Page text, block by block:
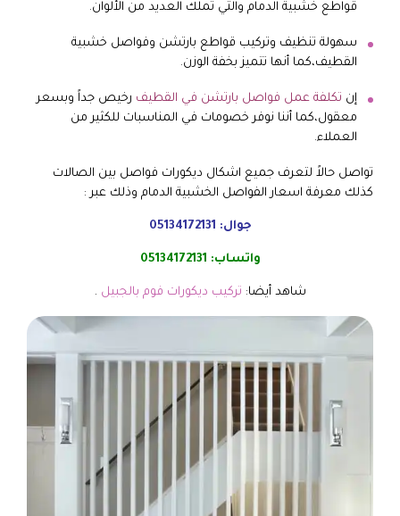
قواطع خشبية الدمام والتي تملك العديد من الألوان.
سهولة تنظيف وتركيب قواطع بارتشن وفواصل خشبية
القطيف،كما أنها تتميز بخفة الوزن.
إن تكلفة عمل فواصل بارتشن في القطيف رخيص جداً وبسعر
معقول،كما أننا نوفر خصومات في المناسبات للكثير من
العملاء.
تواصل حالاً لتعرف جميع اشكال ديكورات فواصل بين الصالات
كذلك معرفة اسعار الفواصل الخشبية الدمام وذلك عبر :
جوال: 05134172131
واتساب: 05134172131
شاهد أيضا: تركيب ديكورات فوم بالجبيل .